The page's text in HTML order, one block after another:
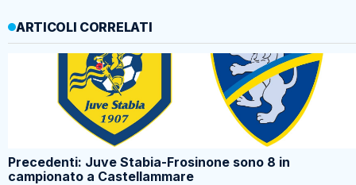
ARTICOLI CORRELATI
Precedenti: Juve Stabia-Frosinone sono 8 in
campionato a Castellammare